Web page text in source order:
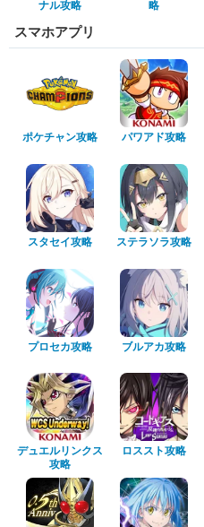
ナル攻略
略
スマホアプリ
ポケチャン攻略 パワアド攻略
スタセイ攻略 ステラソラ攻略
プロセカ攻略 ブルアカ攻略
デュエルリンクス
攻略
ロススト攻略